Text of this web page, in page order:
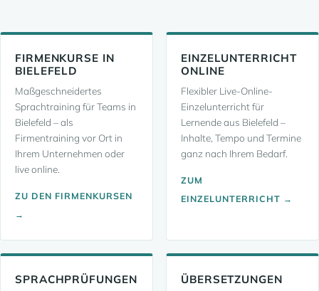
FIRMENKURSE IN
BIELEFELD
Maßgeschneidertes
Sprachtraining für Teams in
Bielefeld – als
Firmentraining vor Ort in
Ihrem Unternehmen oder
live online.
ZU DEN FIRMENKURSEN
→
EINZELUNTERRICHT
ONLINE
Flexibler Live-Online-
Einzelunterricht für
Lernende aus Bielefeld –
Inhalte, Tempo und Termine
ganz nach Ihrem Bedarf.
ZUM
EINZELUNTERRICHT →
SPRACHPRÜFUNGEN ÜBERSETZUNGEN